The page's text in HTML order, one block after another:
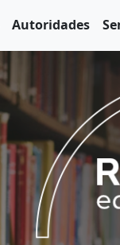
Autoridades